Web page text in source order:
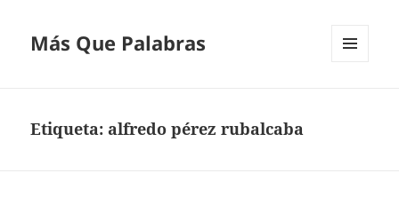
Más Que Palabras
Etiqueta: alfredo pérez rubalcaba